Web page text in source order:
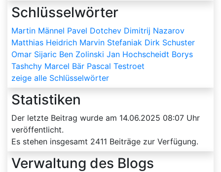
Schlüsselwörter
Martin Männel Pavel Dotchev Dimitrij Nazarov
Matthias Heidrich Marvin Stefaniak Dirk Schuster
Omar Sijaric Ben Zolinski Jan Hochscheidt Borys
Tashchy Marcel Bär Pascal Testroet
zeige alle Schlüsselwörter
Statistiken
Der letzte Beitrag wurde am 14.06.2025 08:07 Uhr
veröffentlicht.
Es stehen insgesamt 2411 Beiträge zur Verfügung.
Verwaltung des Blogs